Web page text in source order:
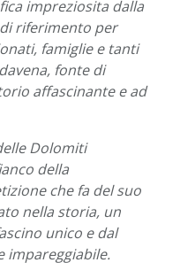
impreziosita dalla
riferimento per
famiglie e tanti
fonte di
affascinante e ad
Dolomiti
della
che fa del suo
nella storia, un
unico e dal
impareggiabile.